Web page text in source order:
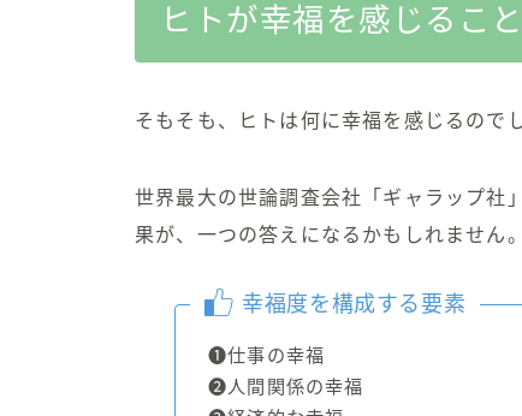
ヒトが幸福を感じること
そもそも、ヒトは何に幸福を感じるので
世界最大の世論調査会社「ギャラップ社
果が、一つの答えになるかもしれません。
幸福度を構成する要素
❶仕事の幸福
❷人間関係の幸福